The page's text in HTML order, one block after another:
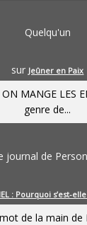
Quelqu'un
sur Jeûner en Paix
MANGE LES
genre de...
journal de
: Pourquoi s’est-
de la main de